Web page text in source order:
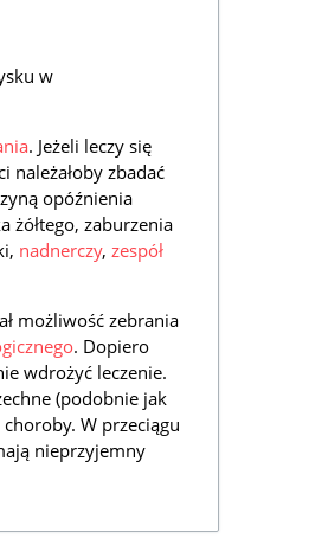
w
. Jeżeli leczy się
należałoby zbadać
opóźnienia
żółtego, zaburzenia
nadnerczy, zespół
możliwość zebrania
. Dopiero
wdrożyć leczenie.
(podobnie jak
W przeciągu
nieprzyjemny